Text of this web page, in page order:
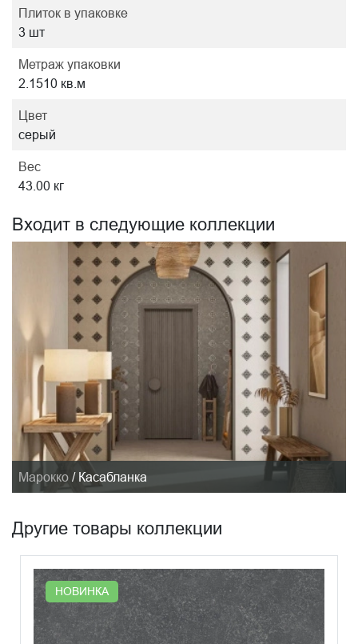
Плиток в упаковке
3 шт
Метраж упаковки
2.1510 кв.м
Цвет
серый
Вес
43.00 кг
Входит в следующие коллекции
Марокко / Касабланка
Другие товары коллекции
НОВИНКА